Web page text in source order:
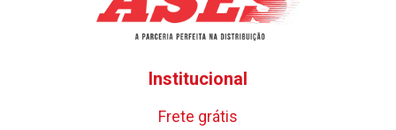
Institucional
Frete grátis